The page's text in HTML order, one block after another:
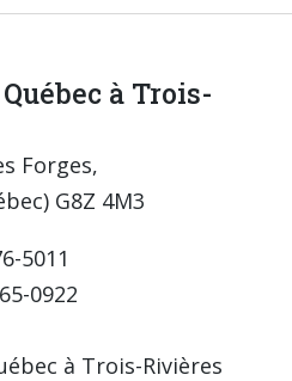
à Trois-
Forges,
G8Z 4M3
5011
0922
à Trois-Rivières